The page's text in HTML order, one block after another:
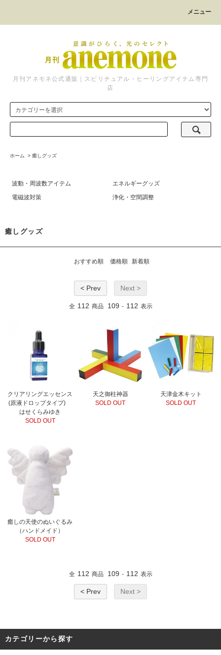
メニュー
月刊アネモネ公式通販｜スピリチュアル・ヒーリングアイテム専門
店
ホーム > 癒しグッズ
波動・周波数アイテム
エネルギーグッズ
電磁波対策
浄化・空間調整
癒しグッズ
おすすめ順 価格順 新着順
< Prev Next >
全 112 商品 109 - 112 表示
クリアリングエッセンス
(原液ドロップタイプ)
はせくらみゆき
SOLD OUT
天之御柱神器
SOLD OUT
天津金木キット
SOLD OUT
癒しの天使のぬいぐるみ
（ハンドメイド）
SOLD OUT
全 112 商品 109 - 112 表示
< Prev Next >
カテゴリーから探す